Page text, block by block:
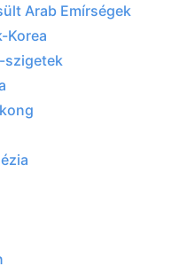
Arab Emírségek